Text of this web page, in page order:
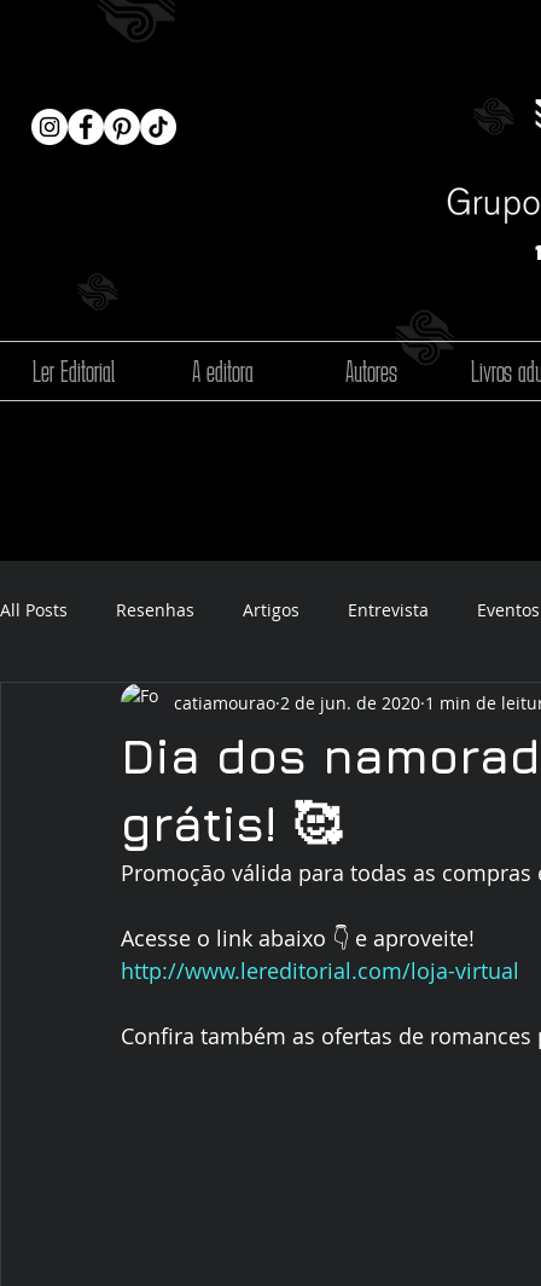
Ler Editorial A editora Autores Livros
All Posts Resenhas Artigos Entrevista Eventos
audiobook
Dia dos
grátis! 🥰
catiamourao 2 de jun. de 2020 1 min de
Promoção válida para todas as
Acesse o link abaixo 👇 e aproveite!
http://www.lereditorial.com/loja-virtual
Confira também as ofertas de romances